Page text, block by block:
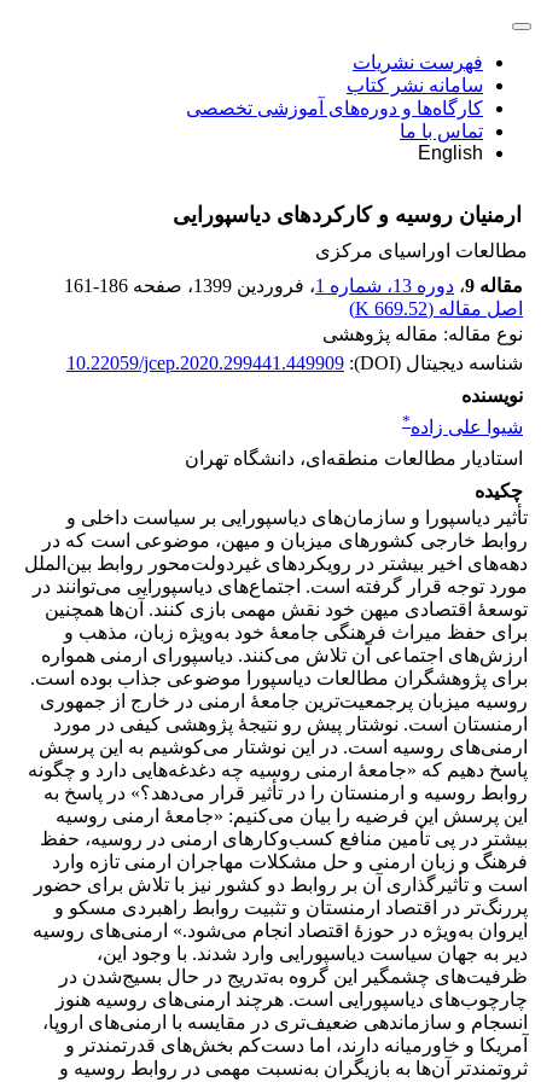
فهرست نشریات
سامانه نشر کتاب
کارگاه‌ها و دوره‌های آموزشی تخصصی
تماس با ما
English
ارمنیان روسیه و کارکردهای دیاسپورایی
مطالعات اوراسیای مرکزی
مقاله 9
، دوره 13، شماره 1 ، فروردین 1399 ، صفحه 161-186
اصل مقاله (669.52 K
)
نوع مقاله: مقاله پژوهشی
شناسه دیجیتال (DOI):
10.22059/jcep.2020.299441.449909
نویسنده
شیوا علی زاده*
استادیار مطالعات منطقه‌ای، دانشگاه تهران
چکیده
تأثیر دیاسپورا و سازمان‌های دیاسپورایی بر سیاست داخلی و
روابط خارجی کشورهای میزبان و میهن، موضوعی است که در
دهه‌های اخیر بیشتر در رویکردهای غیردولت‌محور روابط بین‌الملل
مورد توجه قرار گرفته است. اجتماع‌های دیاسپورایی می‌توانند در
توسعۀ اقتصادی میهن خود نقش مهمی بازی کنند. آن‌ها همچنین
برای حفظ میراث فرهنگی جامعۀ خود به‌ویژه زبان، مذهب و
ارزش‌های اجتماعی آن تلاش می‌کنند. دیاسپورای ارمنی همواره
برای پژوهشگران مطالعات دیاسپورا موضوعی جذاب بوده است.
روسیه میزبان پرجمعیت‌ترین جامعۀ ارمنی در خارج از جمهوری
ارمنستان است. نوشتار پیش رو نتیجۀ پژوهشی کیفی در مورد
ارمنی‌های روسیه است. در این نوشتار می‌کوشیم به این پرسش
پاسخ دهیم که «جامعۀ ارمنی روسیه چه دغدغه‌هایی دارد و چگونه
روابط روسیه و ارمنستان را در تأثیر قرار می‌دهد؟» در پاسخ به
این پرسش این فرضیه را بیان می‌کنیم: «جامعۀ ارمنی روسیه
بیشتر در پی تأمین منافع کسب‌وکارهای ارمنی در روسیه، حفظ
فرهنگ و زبان ارمنی و حل مشکلات مهاجران ارمنی تازه ‌وارد
است و تأثیرگذاری آن بر روابط دو کشور نیز با تلاش برای حضور
پررنگ‌تر در اقتصاد ارمنستان و تثبیت روابط راهبردی مسکو و
ایروان به‌ویژه در حوزۀ اقتصاد انجام می‌شود.» ارمنی‌های روسیه
دیر به جهان سیاست دیاسپورایی وارد شدند. با وجود این،
ظرفیت‌های چشمگیر این گروه به‌تدریج در حال بسیج‌شدن در
چارچوب‌های دیاسپورایی است. هرچند ارمنی‌های روسیه هنوز
انسجام و سازماندهی ضعیف‌تری در مقایسه با ارمنی‌های اروپا،
آمریکا و خاورمیانه دارند، اما دست‌کم بخش‌های قدرتمندتر و
ثروتمندتر آن‌ها به بازیگران به‌نسبت مهمی در روابط روسیه و